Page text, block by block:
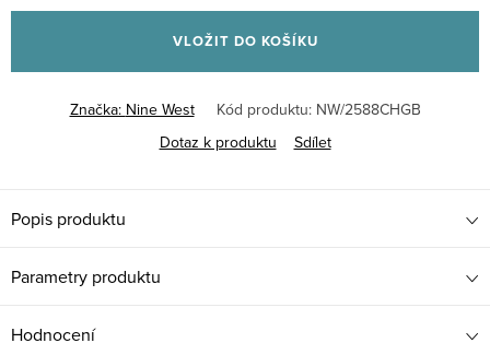
cena:
VLOŽIT DO KOŠÍKU
Značka: Nine West Kód produktu: NW/2588CHGB
Dotaz k produktu
Sdílet
Popis produktu
Parametry produktu
Hodnocení